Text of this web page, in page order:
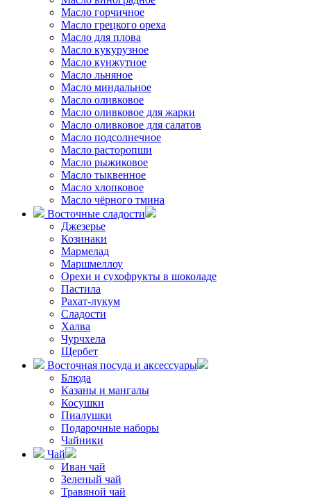
Масло горчичное
Масло грецкого ореха
Масло для плова
Масло кукурузное
Масло кунжутное
Масло льняное
Масло миндальное
Масло оливковое
Масло оливковое для жарки
Масло оливковое для салатов
Масло подсолнечное
Масло расторопши
Масло рыжиковое
Масло тыквенное
Масло хлопковое
Масло чёрного тмина
Восточные сладости
Джезерье
Козинаки
Мармелад
Маршмеллоу
Орехи и сухофрукты в шоколаде
Пастила
Рахат-лукум
Сладости
Халва
Чурчхела
Щербет
Восточная посуда и аксессуары
Блюда
Казаны и мангалы
Косушки
Пиалушки
Подарочные наборы
Чайники
Чай
Иван чай
Зеленый чай
Травяной чай